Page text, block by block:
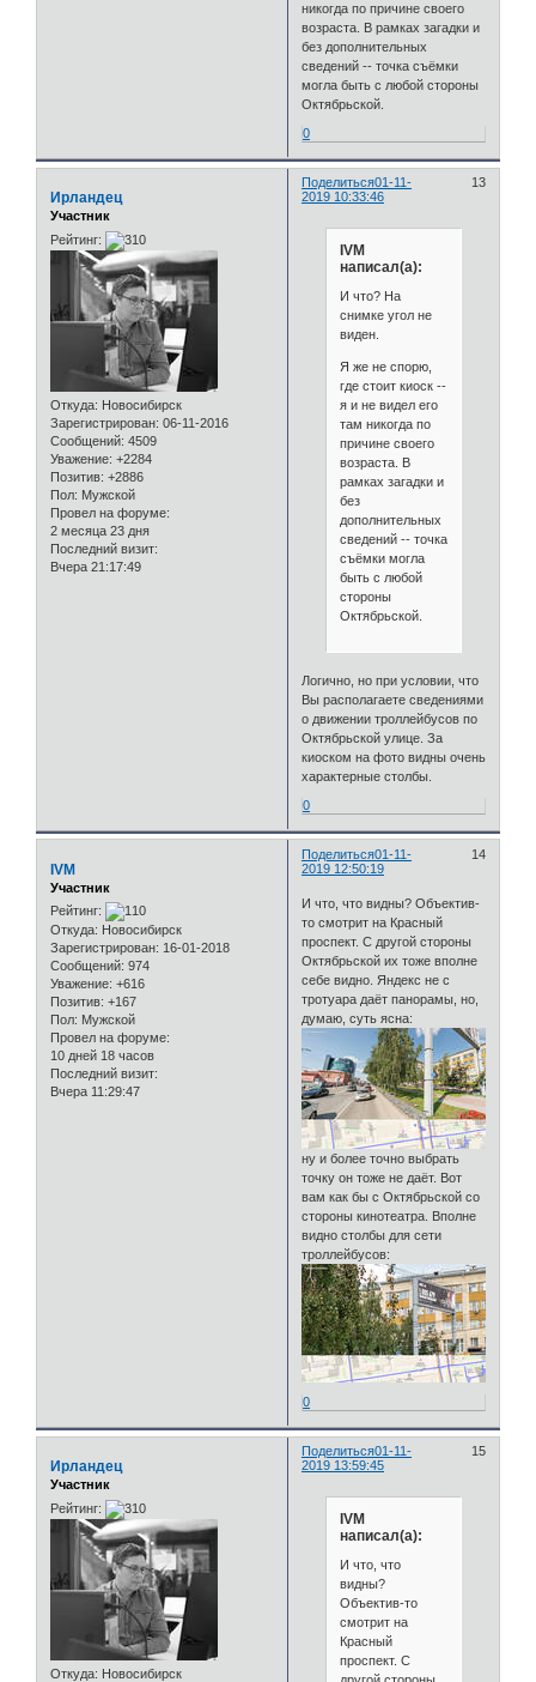
никогда по причине своего
возраста. В рамках загадки и
без дополнительных
сведений -- точка съёмки
могла быть с любой стороны
Октябрьской.
0
Поделиться 13
01-11-
2019 10:33:46
Ирландец
Участник
Рейтинг:
Откуда: Новосибирск
Зарегистрирован: 06-11-2016
Сообщений: 4509
Уважение: +2284
Позитив: +2886
Пол: Мужской
Провел на форуме:
2 месяца 23 дня
Последний визит:
Вчера 21:17:49
IVM
написал(а):
И что? На
снимке угол не
виден.
Я же не спорю,
где стоит киоск --
я и не видел его
там никогда по
причине своего
возраста. В
рамках загадки и
без
дополнительных
сведений -- точка
съёмки могла
быть с любой
стороны
Октябрьской.
Логично, но при условии, что
Вы располагаете сведениями
о движении троллейбусов по
Октябрьской улице. За
киоском на фото видны очень
характерные столбы.
0
Поделиться 14
01-11-
2019 12:50:19
IVM
Участник
Рейтинг:
Откуда: Новосибирск
Зарегистрирован: 16-01-2018
Сообщений: 974
Уважение: +616
Позитив: +167
Пол: Мужской
Провел на форуме:
10 дней 18 часов
Последний визит:
Вчера 11:29:47
И что, что видны? Объектив-
то смотрит на Красный
проспект. С другой стороны
Октябрьской их тоже вполне
себе видно. Яндекс не с
тротуара даёт панорамы, но,
думаю, суть ясна:
ну и более точно выбрать
точку он тоже не даёт. Вот
вам как бы с Октябрьской со
стороны кинотеатра. Вполне
видно столбы для сети
троллейбусов:
0
Поделиться 15
01-11-
2019 13:59:45
Ирландец
Участник
Рейтинг:
Откуда: Новосибирск
IVM
написал(а):
И что, что
видны?
Объектив-то
смотрит на
Красный
проспект. С